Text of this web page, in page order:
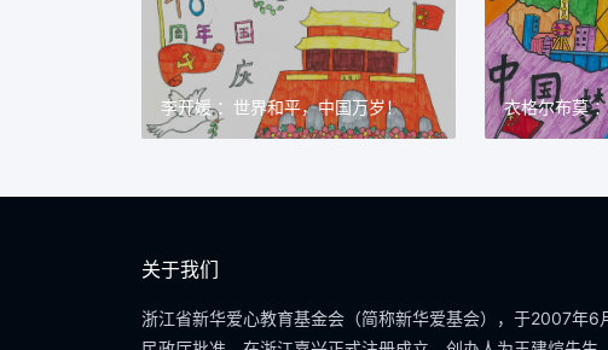
李开媛 ：世界和平，中国万岁！ 衣格尔布莫
关于我们
浙江省新华爱心教育基金会（简称新华爱基会），于2007年6